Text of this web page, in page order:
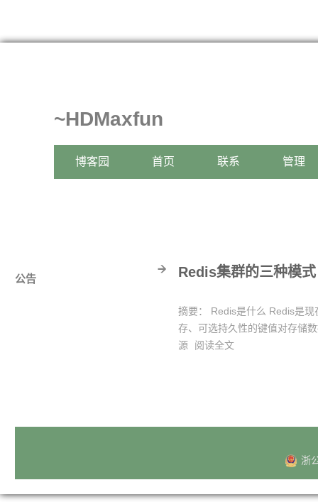
~HDMaxfun
博客园 首页 联系 管理
Redis集群的三种模式
摘要： Redis是什么 Redis是
存、可选持久性的键值对存储
源
阅读全文
公告
浙